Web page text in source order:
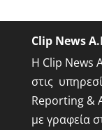
Clip News
Η Clip News
στις
Reporting &
με γραφεία